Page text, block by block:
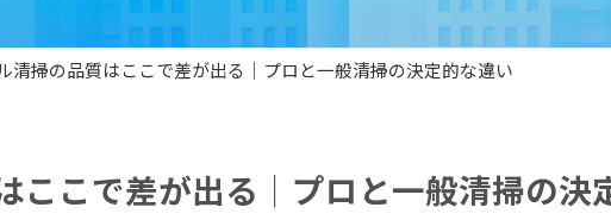
清掃の品質はここで差が出る｜プロと一般清掃の決定的な違い
ここで差が出る｜プロと一般清掃の決